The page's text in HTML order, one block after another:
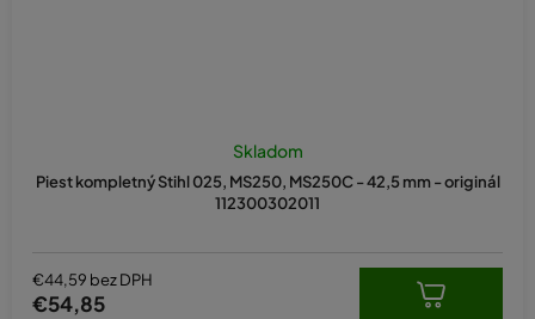
Piest kompletný Stihl 025, MS250, MS250C - 42,5 mm - originál
112300302011
Skladom
€44,59 bez DPH
€54,85